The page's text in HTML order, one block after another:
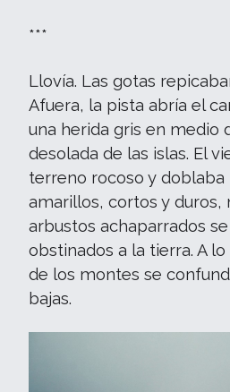
***
Llovía. Las gotas
Afuera, la pista abría el
una herida gris en medio
desolada de las islas. El
terreno rocoso y doblaba
amarillos, cortos y duros,
arbustos achaparrados
obstinados a la tierra. A
de los montes se
bajas.